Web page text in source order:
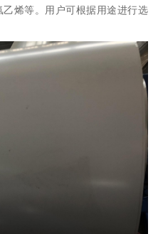
烯等。用户可根据用途进行选